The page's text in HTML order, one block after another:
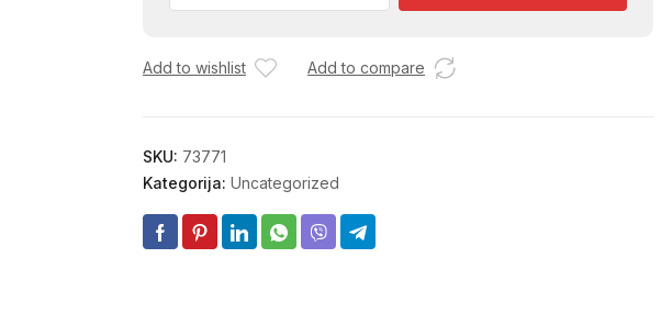
628294
Add to wishlist Add to compare
SKU: 73771
Kategorija: Uncategorized